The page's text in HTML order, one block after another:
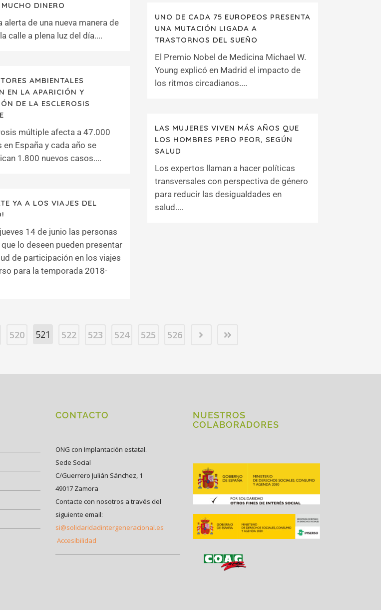
DINERO
alerta de una nueva manera de
calle a plena luz del día....
UNO DE CADA 75 EUROPEOS PRESENTA
UNA MUTACIÓN LIGADA A
TRASTORNOS DEL SUEÑO
El Premio Nobel de Medicina Michael W.
Young explicó en Madrid el impacto de
los ritmos circadianos....
AMBIENTALES
EN LA APARICIÓN Y
DE LA ESCLEROSIS
múltiple afecta a 47.000
en España y cada año se
1.800 nuevos casos....
LAS MUJERES VIVEN MÁS AÑOS QUE
LOS HOMBRES PERO PEOR, SEGÚN
SALUD
Los expertos llaman a hacer políticas
transversales con perspectiva de género
para reducir las desigualdades en
salud....
YA A LOS VIAJES DEL
14 de junio las personas
lo deseen pueden presentar
de participación en los viajes
para la temporada 2018-
520 521 522 523 524 525 526
CONTACTO
ONG con Implantación estatal.
Sede Social
C/Guerrero Julián Sánchez, 1
49017 Zamora
Contacte con nosotros a través del
siguiente email:
si@solidaridadintergeneracional.es
Accesibilidad
NUESTROS
COLABORADORES